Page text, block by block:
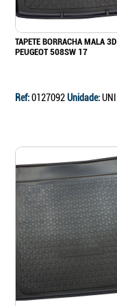
TAPETE BORRACHA MALA 3D
PEUGEOT 508SW 17
Ref:0127092Unidade:UNI